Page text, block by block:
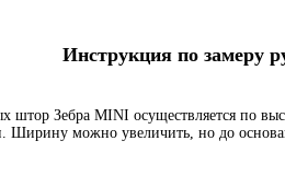
Инструкция по
штор Зебра MINI осуществляется по
Ширину можно увеличить, но до